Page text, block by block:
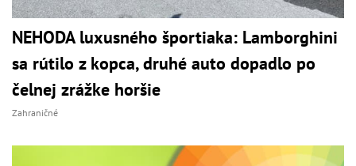
NEHODA luxusného športiaka: Lamborghini
sa rútilo z kopca, druhé auto dopadlo po
čelnej zrážke horšie
Zahraničné